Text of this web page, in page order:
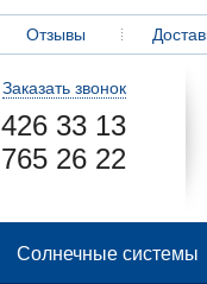
Отзывы
Заказать звонок
426 33 13
765 26 22
Солнечные системы